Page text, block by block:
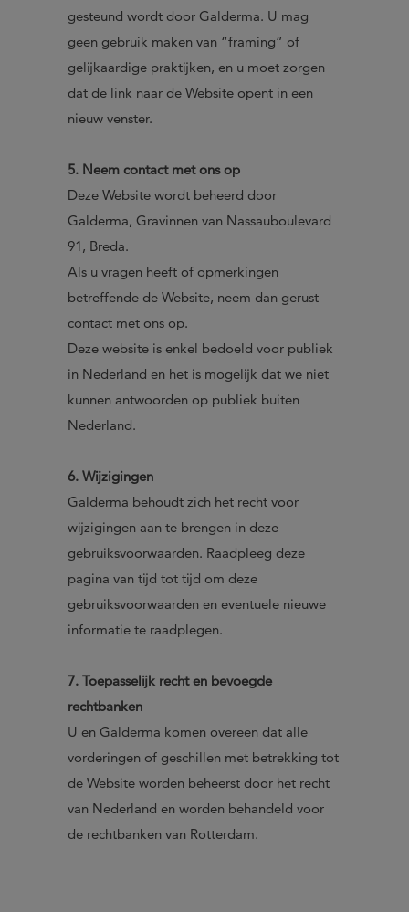
gesteund wordt door Galderma. U mag
geen gebruik maken van “framing” of
gelijkaardige praktijken, en u moet zorgen
dat de link naar de Website opent in een
nieuw venster.
5. Neem contact met ons op
Deze Website wordt beheerd door
Galderma, Gravinnen van Nassauboulevard
91, Breda.
Als u vragen heeft of opmerkingen
betreffende de Website, neem dan gerust
contact met ons op.
Deze website is enkel bedoeld voor publiek
in Nederland en het is mogelijk dat we niet
kunnen antwoorden op publiek buiten
Nederland.
6. Wijzigingen
Galderma behoudt zich het recht voor
wijzigingen aan te brengen in deze
gebruiksvoorwaarden. Raadpleeg deze
pagina van tijd tot tijd om deze
gebruiksvoorwaarden en eventuele nieuwe
informatie te raadplegen.
7. Toepasselijk recht en bevoegde
rechtbanken
U en Galderma komen overeen dat alle
vorderingen of geschillen met betrekking tot
de Website worden beheerst door het recht
van Nederland en worden behandeld voor
de rechtbanken van Rotterdam.